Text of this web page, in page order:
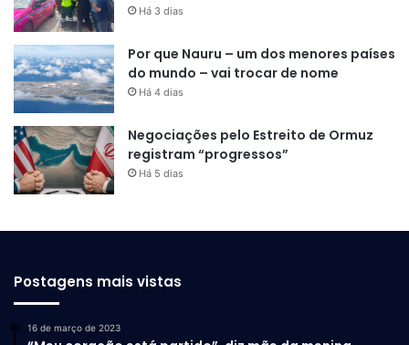
Há 3 dias
Por que Nauru – um dos menores países
do mundo – vai trocar de nome
Há 4 dias
Negociações pelo Estreito de Ormuz
registram “progressos”
Há 5 dias
Postagens mais vistas
16 de março de 2023